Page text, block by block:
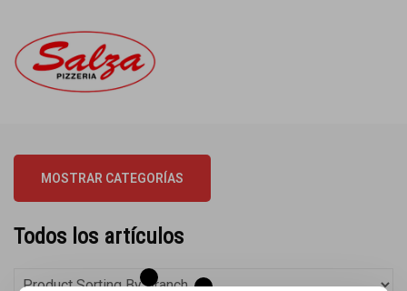
MOSTRAR CATEGORÍAS
Todos los artículos